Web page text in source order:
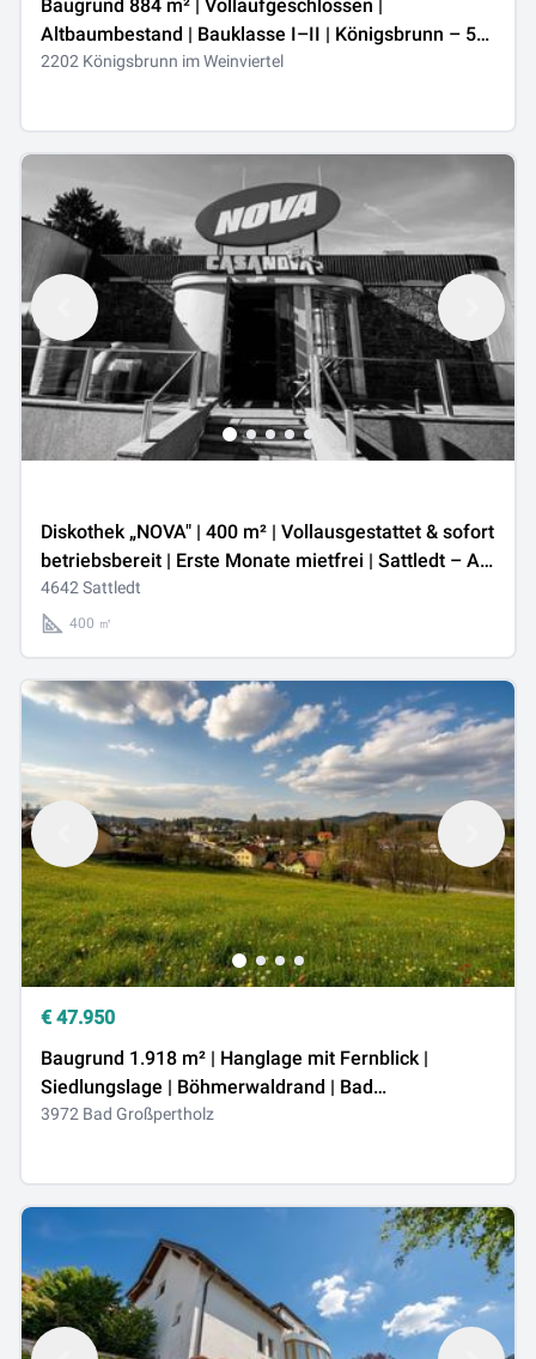
Baugrund 884 m² | Vollaufgeschlossen |
Altbaumbestand | Bauklasse I–II | Königsbrunn – 5
km Wien-Stammersdorf
2202 Königsbrunn im Weinviertel
Diskothek „NOVA" | 400 m² | Vollausgestattet & sofort
betriebsbereit | Erste Monate mietfrei | Sattledt – A1,
OÖ
4642 Sattledt
400 ㎡
€ 47.950
Baugrund 1.918 m² | Hanglage mit Fernblick |
Siedlungslage | Böhmerwaldrand | Bad
Großpertholz, NÖ
3972 Bad Großpertholz